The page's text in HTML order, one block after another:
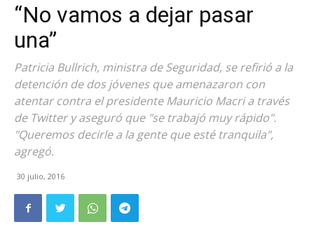
“No vamos a dejar pasar
una”
Patricia Bullrich, ministra de Seguridad, se refirió a la
detención de dos jóvenes que amenazaron con
atentar contra el presidente Mauricio Macri a través
de Twitter y aseguró que "se trabajó muy rápido".
"Queremos decirle a la gente que esté tranquila",
agregó.
30 julio, 2016